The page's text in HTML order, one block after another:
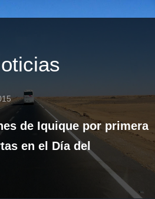
de Iquique por primera
en el Día del